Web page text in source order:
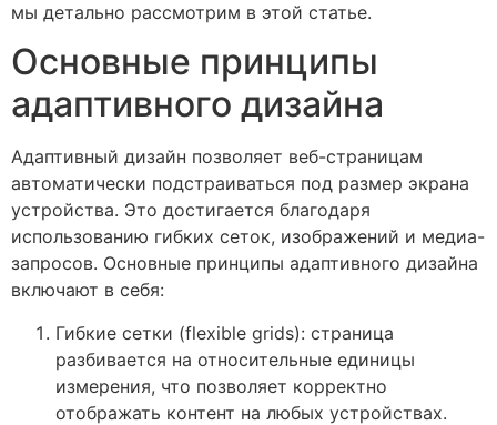
мы детально рассмотрим в этой статье.
Основные принципы
адаптивного дизайна
Адаптивный дизайн позволяет веб-страницам
автоматически подстраиваться под размер экрана
устройства. Это достигается благодаря
использованию гибких сеток, изображений и медиа-
запросов. Основные принципы адаптивного дизайна
включают в себя:
Гибкие сетки (flexible grids): страница
разбивается на относительные единицы
измерения, что позволяет корректно
отображать контент на любых устройствах.